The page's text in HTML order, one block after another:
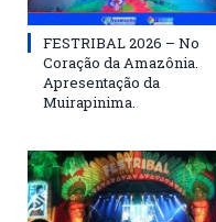
FESTRIBAL 2026 – No
Coração da Amazônia.
Apresentação da
Muirapinima.